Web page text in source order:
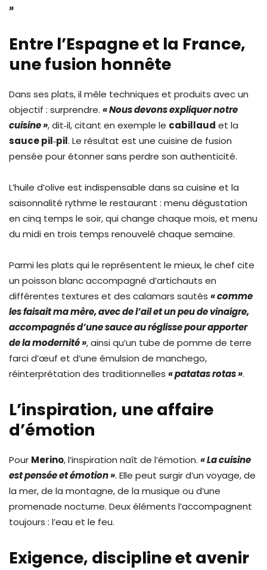
»
Entre l’Espagne et la France,
une fusion honnête
Dans ses plats, il mêle techniques et produits avec un
objectif : surprendre. « Nous devons expliquer notre
cuisine », dit‑il, citant en exemple le cabillaud et la
sauce pil‑pil. Le résultat est une cuisine de fusion
pensée pour étonner sans perdre son authenticité.
L’huile d’olive est indispensable dans sa cuisine et la
saisonnalité rythme le restaurant : menu dégustation
en cinq temps le soir, qui change chaque mois, et menu
du midi en trois temps renouvelé chaque semaine.
Parmi les plats qui le représentent le mieux, le chef cite
un poisson blanc accompagné d’artichauts en
différentes textures et des calamars sautés « comme
les faisait ma mère, avec de l’ail et un peu de vinaigre,
accompagnés d’une sauce au réglisse pour apporter
de la modernité », ainsi qu’un tube de pomme de terre
farci d’œuf et d’une émulsion de manchego,
réinterprétation des traditionnelles « patatas rotas ».
L’inspiration, une affaire
d’émotion
Pour Merino, l’inspiration naît de l’émotion. « La cuisine
est pensée et émotion ». Elle peut surgir d’un voyage, de
la mer, de la montagne, de la musique ou d’une
promenade nocturne. Deux éléments l’accompagnent
toujours : l’eau et le feu.
Exigence, discipline et avenir